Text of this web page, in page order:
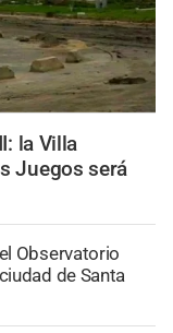
la Villa
Juegos será
Observatorio
de Santa